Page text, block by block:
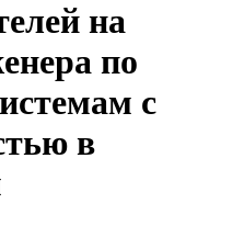
на
по
с
в